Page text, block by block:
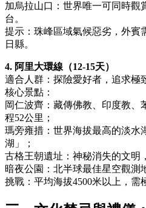
加烏拉山口：世界唯一可同時觀
台。
提示：珠峰區域氣候惡劣，外賓
日縣。
4. 阿里大環線（12-15天）
適合人群：探險愛好者，追求極
核心景點：
岡仁波齊：藏傳佛教、印度教、
程52公里；
瑪旁雍措：世界海拔最高的淡水
湖」；
古格王朝遺址：神秘消失的文明
暗夜公園：北半球最佳星空觀測
挑戰：平均海拔4500米以上，需